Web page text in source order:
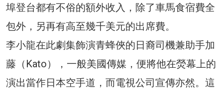
埠登台都有不俗的額外收入，除了車馬食宿費全
包外，另再有高至幾千美元的出席費。
李小龍在此劇集飾演青蜂俠的日裔司機兼助手加
藤（Kato），一般美國傳媒，便將他在熒幕上的
演出當作日本空手道，而電視公司宣傳亦然。這